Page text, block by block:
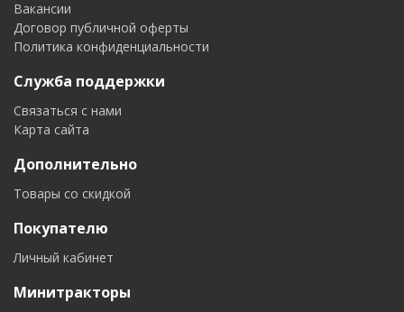
Вакансии
Договор публичной оферты
Политика конфиденциальности
Служба поддержки
Связаться с нами
Карта сайта
Дополнительно
Товары со скидкой
Покупателю
Личный кабинет
Минитракторы